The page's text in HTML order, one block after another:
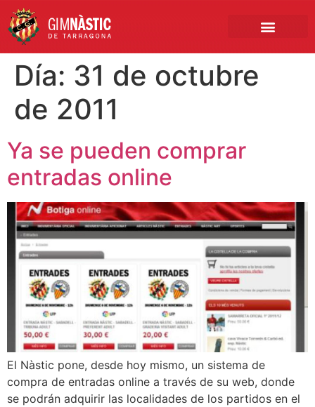
Día: 31 de octubre
de 2011
Ya se pueden comprar
entradas online
El Nàstic pone, desde hoy mismo, un sistema de
compra de entradas online a través de su web, donde
se podrán adquirir las localidades de los partidos en el